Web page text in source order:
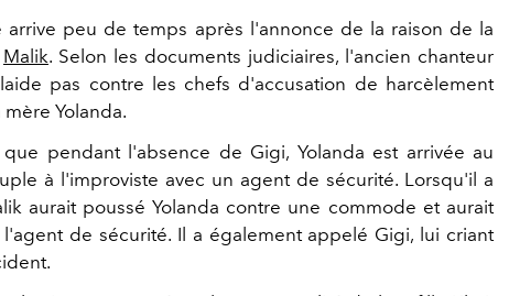
arrive peu de temps après l'annonce de la raison de la
Malik. Selon les documents judiciaires, l'ancien chanteur
pas contre les chefs d'accusation de harcèlement
Yolanda.
pendant l'absence de Gigi, Yolanda est arrivée au
à l'improviste avec un agent de sécurité. Lorsqu'il a
aurait poussé Yolanda contre une commode et aurait
de sécurité. Il a également appelé Gigi, lui criant